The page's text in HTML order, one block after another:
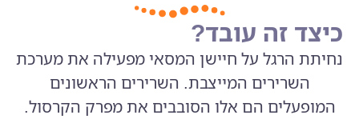
כיצד זה עובד?
נחיתת הרגל על חיישן המסאי מפעילה את מערכת
השרירים המייצבת. השרירים הראשונים
המופעלים הם אלו הסובבים את מפרק הקרסול.